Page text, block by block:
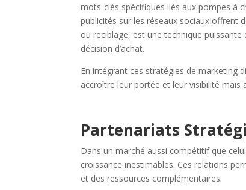
mots-clés spécifiques liés aux pompes à
publicités sur les réseaux sociaux offrent
ou reciblage, est une technique
décision d’achat.
En intégrant ces stratégies de marketing
accroître leur portée et leur visibilité mais
Partenariats
Dans un marché aussi compétitif que
croissance inestimables. Ces relations
et des ressources complémentaires.